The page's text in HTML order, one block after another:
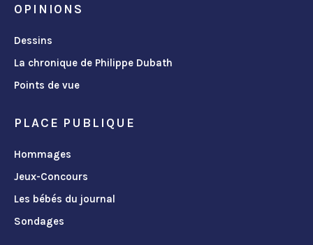
OPINIONS
Dessins
La chronique de Philippe Dubath
Points de vue
PLACE PUBLIQUE
Hommages
Jeux-Concours
Les bébés du journal
Sondages